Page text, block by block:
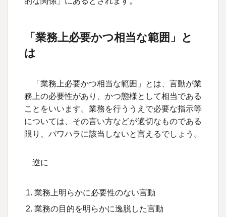
「業務上必要かつ相当な範囲」と
は
「業務上必要かつ相当な範囲」とは、言動が業
務上の必要性があり、かつ態様として相当である
ことをいいます。業務を行ううえで必要な指示等
については、その言い方などが適切なものである
限り、パワハラに該当しないと言えるでしょう。
逆に
業務上明らかに必要性のない言動
業務の目的を明らかに逸脱した言動